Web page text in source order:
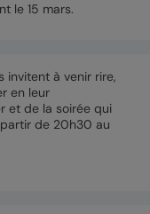
le 15 mars.
invitent à venir rire,
en leur
et de la soirée qui
de 20h30 au